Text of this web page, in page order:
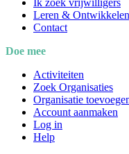
Ik zoek vrijwilligers
Leren & Ontwikkelen
Contact
Doe mee
Activiteiten
Zoek Organisaties
Organisatie
Account aanmaken
Log in
Help